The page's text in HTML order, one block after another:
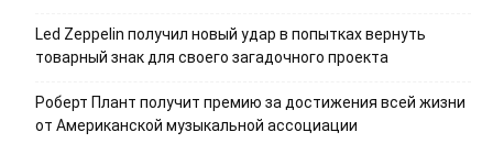
Led Zeppelin получил новый удар в попытках вернуть
товарный знак для своего загадочного проекта
Роберт Плант получит премию за достижения всей жизни
от Американской музыкальной ассоциации